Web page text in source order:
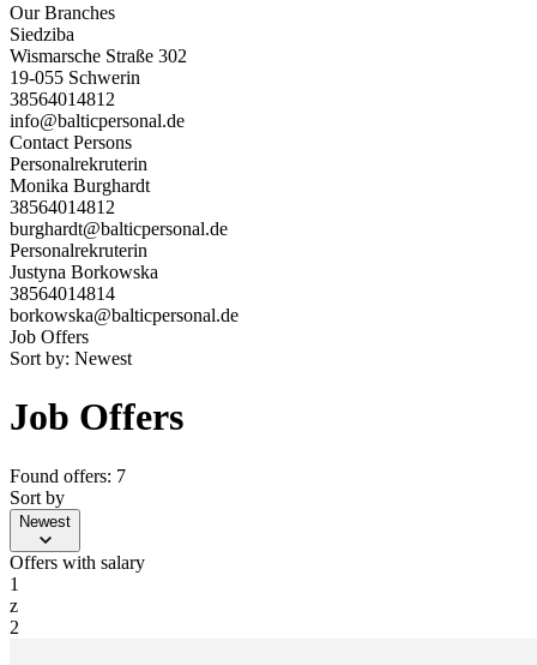
Our Branches
Siedziba
Wismarsche Straße 302
19-055 Schwerin
38564014812
info@balticpersonal.de
Contact Persons
Personalrekruterin
Monika Burghardt
38564014812
burghardt@balticpersonal.de
Personalrekruterin
Justyna Borkowska
38564014814
borkowska@balticpersonal.de
Job Offers
Sort by: Newest
Job Offers
Found offers: 7
Sort by
Newest
Offers with salary
1
z
2